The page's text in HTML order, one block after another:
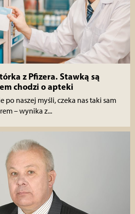
z Pfizera. Stawką są
chodzi o apteki
po naszej myśli, czeka nas taki sam
– wynika z...